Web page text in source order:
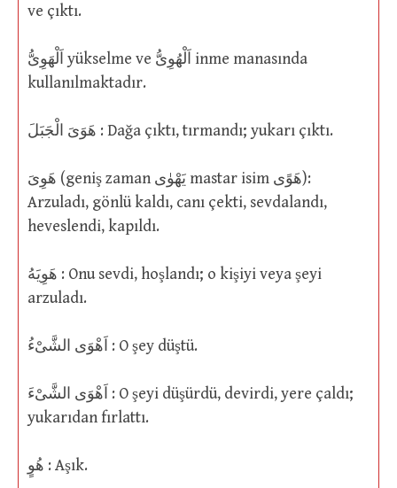
ve çıktı.
اَلْهَوِىُّ yükselme ve اَلْهُوِىُّ inme manasında
kullanılmaktadır.
هَوَىَ الْجَبَلَ : Dağa çıktı, tırmandı; yukarı çıktı.
هَوِىَ (geniş zaman يَهْوٰى mastar isim هَوًى):
Arzuladı, gönlü kaldı, canı çekti, sevdalandı,
heveslendi, kapıldı.
هَوِيَهُ : Onu sevdi, hoşlandı; o kişiyi veya şeyi
arzuladı.
اَهْوَى الشَّىْءُ : O şey düştü.
اَهْوَى الشَّىْءَ : O şeyi düşürdü, devirdi, yere çaldı;
yukarıdan fırlattı.
هُوٍ : Aşık.